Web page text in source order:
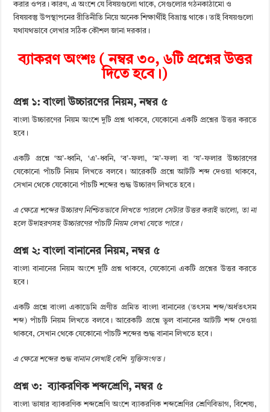
করার ওপর। কারণ, এ অংশে যে বিষয়গুলো থাকে, সেগুলোর গঠনকাঠামো ও
বিষয়বস্তু উপস্থাপনের রীতিনীতি নিয়ে অনেক শিক্ষার্থীই বিভ্রান্ত থাকে। তাই বিষয়গুলো
যথাযথভাবে লেখার সঠিক কৌশল জানা দরকার।
ব্যাকরণ অংশঃ ( নম্বর ৩০, ৬টি প্রশ্নের উত্তর
দিতে হবে।)
প্রশ্ন ১: বাংলা উচ্চারণের নিয়ম, নম্বর ৫
বাংলা উচ্চারণের নিয়ম অংশে দুটি প্রশ্ন থাকবে, যেকোনো একটি প্রশ্নের উত্তর করতে
হবে।
একটি প্রশ্নে ‘অ’-ধ্বনি, ‘এ’-ধ্বনি, ‘ব’-ফলা,‘ম’-ফলা বা ‘য’-ফলার উচ্চারণের
যেকোনো পাঁচটি নিয়ম লিখতে বলবে। আরেকটি প্রশ্নে আটটি শব্দ দেওয়া থাকবে,
সেখান থেকে যেকোনো পাঁচটি শব্দের শুদ্ধ উচ্চারণ লিখতে হবে।
এ ক্ষেত্রে শব্দের উচ্চারণ নিশ্চিতভাবে লিখতে পারলে সেটার উত্তর করাই ভালো, তা না
হলে উদাহরণসহ উচ্চারণের পাঁচটি নিয়ম লেখা যেতে পারে।
প্রশ্ন ২: বাংলা বানানের নিয়ম, নম্বর ৫
বাংলা বানানের নিয়ম অংশে দুটি প্রশ্ন থাকবে, যেকোনো একটি প্রশ্নের উত্তর করতে
হবে।
একটি প্রশ্নে বাংলা একাডেমি প্রণীত প্রমিত বাংলা বানানের (তৎসম শব্দ/অর্ধতৎসম
শব্দ) পাঁচটি নিয়ম লিখতে বলবে। আরেকটি প্রশ্নে ভুল বানানের আটটি শব্দ দেওয়া
থাকবে, সেখান থেকে যেকোনো পাঁচটি শব্দের শুদ্ধ বানান লিখতে হবে।
এ ক্ষেত্রে শব্দের শুদ্ধ বানান লেখাই বেশি যুক্তিসংগত।
প্রশ্ন ৩: ব্যাকরণিক শব্দশ্রেণি, নম্বর ৫
বাংলা ভাষার ব্যাকরণিক শব্দশ্রেণি অংশে ব্যাকরণিক শব্দশ্রেণির শ্রেণিবিভাগ, বিশেষ্য,